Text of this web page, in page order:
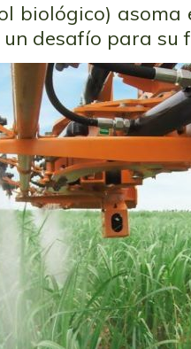
biológico) asoma
desafío para su